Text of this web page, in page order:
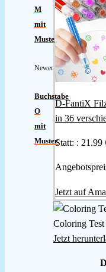
M
mit
Muster
Newer
Buchstabe
O
mit
Muster
D-FantiX
in 36
Statt: : 21.99
Jetzt auf
Coloring Test
Jetzt